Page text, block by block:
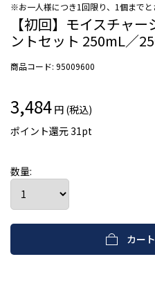
※お一人様につき1回限り、1個までと
【初回】モイスチャ
ントセット 250mL／
商品コード: 95009600
3,484 円 (税込)
ポイント還元31pt
数量:
カー